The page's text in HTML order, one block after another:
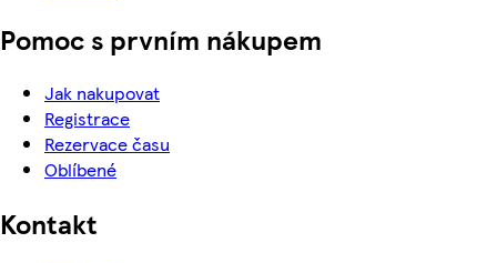
Pomoc s prvním nákupem
Jak nakupovat
Registrace
Rezervace času
Oblíbené
Kontakt